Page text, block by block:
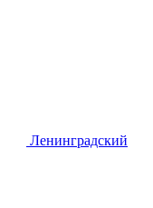
Ленинградский